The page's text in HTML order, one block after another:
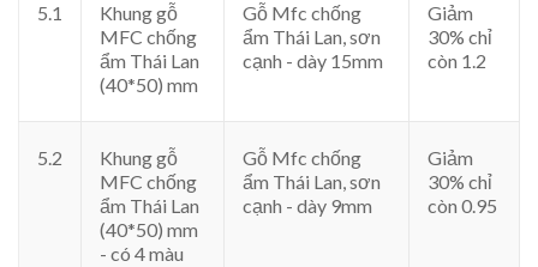
5.1
Khung gỗ
MFC chống
ẩm Thái Lan
(40*50) mm
Gỗ Mfc chống
ẩm Thái Lan, sơn
cạnh - dày 15mm
Giảm
30% chỉ
còn 1.2
5.2
Khung gỗ
MFC chống
ẩm Thái Lan
(40*50) mm
- có 4 màu
Gỗ Mfc chống
ẩm Thái Lan, sơn
cạnh - dày 9mm
Giảm
30% chỉ
còn 0.95